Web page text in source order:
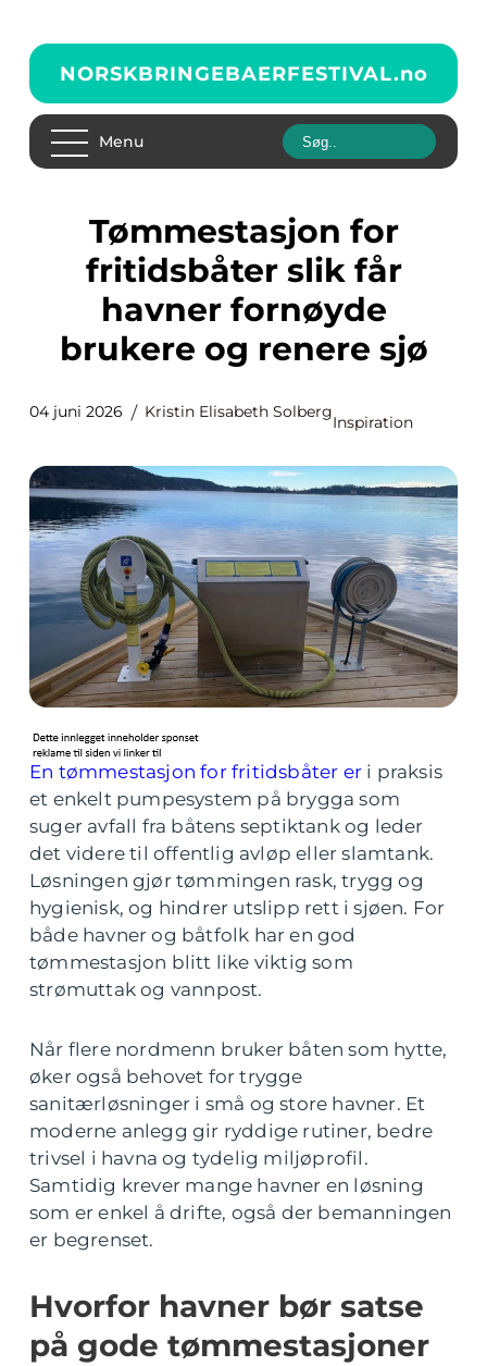
NORSKBRINGEBAERFESTIVAL.no
Menu
Tømmestasjon for
fritidsbåter slik får
havner fornøyde
brukere og renere sjø
04 juni 2026 Kristin Elisabeth Solberg
Inspiration
En tømmestasjon for fritidsbåter er i praksis
et enkelt pumpesystem på brygga som
suger avfall fra båtens septiktank og leder
det videre til offentlig avløp eller slamtank.
Løsningen gjør tømmingen rask, trygg og
hygienisk, og hindrer utslipp rett i sjøen. For
både havner og båtfolk har en god
tømmestasjon blitt like viktig som
strømuttak og vannpost.
Når flere nordmenn bruker båten som hytte,
øker også behovet for trygge
sanitærløsninger i små og store havner. Et
moderne anlegg gir ryddige rutiner, bedre
trivsel i havna og tydelig miljøprofil.
Samtidig krever mange havner en løsning
som er enkel å drifte, også der bemanningen
er begrenset.
Hvorfor havner bør satse
på gode tømmestasjoner